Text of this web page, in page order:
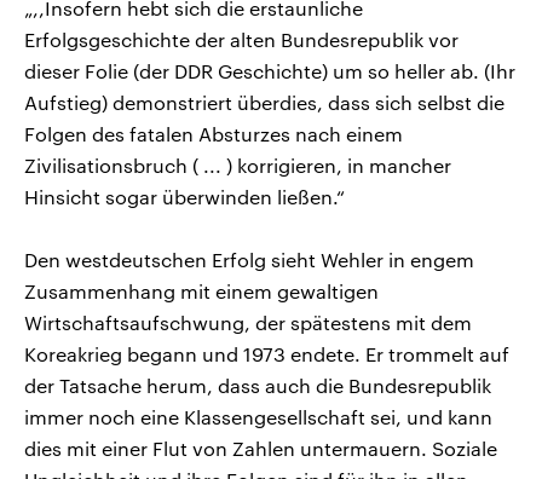
„,,Insofern hebt sich die erstaunliche
Erfolgsgeschichte der alten Bundesrepublik vor
dieser Folie (der DDR Geschichte) um so heller ab. (Ihr
Aufstieg) demonstriert überdies, dass sich selbst die
Folgen des fatalen Absturzes nach einem
Zivilisationsbruch ( ... ) korrigieren, in mancher
Hinsicht sogar überwinden ließen.“
Den westdeutschen Erfolg sieht Wehler in engem
Zusammenhang mit einem gewaltigen
Wirtschaftsaufschwung, der spätestens mit dem
Koreakrieg begann und 1973 endete. Er trommelt auf
der Tatsache herum, dass auch die Bundesrepublik
immer noch eine Klassengesellschaft sei, und kann
dies mit einer Flut von Zahlen untermauern. Soziale